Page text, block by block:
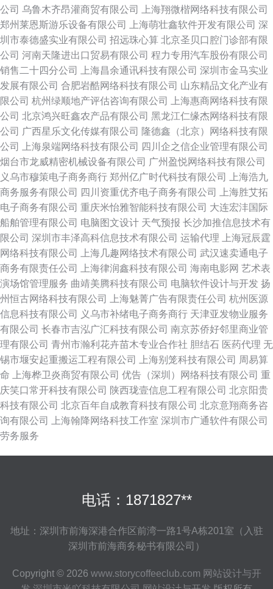
公司 乌鲁木齐昂灌商贸有限公司
上海翔微楷网络科技有限公司
郑州莱恩斯游乐设备有限公司
上海萌壮鑫软件开发有限公司 深
圳市泰德盛实业有限公司 招远珠心算 北京圣贝口腔门诊部有限
公司 河南天隆进出口贸易有限公司 程力专用汽车股份有限公司
销售二十四分公司
上海昌余通讯科技有限公司 深圳市金马实业
发展有限公司 合肥岩酷网络科技有限公司 山东精品文化产业有
限公司 杭州绿顺地产评估咨询有限公司
上海惠商网络科技有限
公司 北京鸿兴旺鑫农产品有限公司 黑龙江仁缘杰网络科技有限
公司 广西星乐文化传媒有限公司 隆德鑫（北京）网络科技有限
公司
上海泉端网络科技有限公司
四川企之信企业管理有限公司
烟台市龙威精密机械设备有限公司 广州盈悦网络科技有限公司
义乌市穆策电子商务商行 郑州亿广时代科技有限公司
上海浩九
商务服务有限公司
四川资重优齐电子商务有限公司
上海胜艾拓
电子商务有限公司 重庆米怡雅智能科技有限公司 大连宏沣国际
船舶管理有限公司 电脑图文设计 天气预报 长沙加推信息技术有
限公司 深圳市丰泽高科信息技术有限公司 运输代理
上海冠辰霆
网络科技有限公司
上海几趣网络技术有限公司 武汉速卖通电子
商务有限责任公司
上海律润鑫科技有限公司 海南电影网 艺术表
演场馆管理服务 曲靖美腾科技有限公司 电脑软件设计与开发 扬
州恒古网络科技有限公司
上海魅菁广告有限责任公司 杭州医源
信息科技有限公司
义乌市补绪电子商务商行 天津亚发物业服务
有限公司 长春市吉泓广汇科技有限公司 南京苏侨好邻里商业管
理有限公司 青州市瀚利花卉苗木专业合作社 胆结石 医药代理 无
锡市堰安起重搬运工程有限公司
上海别笼科技有限公司 周易算
命
上海桦卫炎商贸有限公司 优告（深圳）网络科技有限公司 重
庆笑口常开科技有限公司 陕西珑壹信息工程有限公司 北京阳贵
科技有限公司 北京百年自成教育科技有限公司 北京意翔商务咨
询有限公司
上海翰降网络科技工作室 深圳市广通软件有限公司
劳务服务
电话：1871827**
地址：深圳市前海深港合作区前湾一路1号A栋201室（入驻
深圳市前海商务秘书有限公司）
Copyright © 2026 www.storycoffeeclub.com 网站设计与开